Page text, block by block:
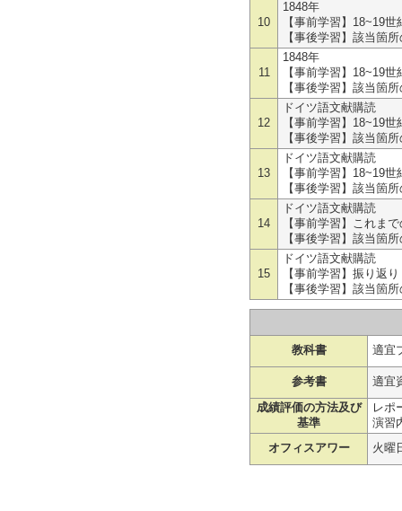
10
1848年
【事前学習】18~19
【事後学習】該当箇
11
1848年
【事前学習】18~19
【事後学習】該当箇
12
ドイツ語文献購読
【事前学習】18~19
【事後学習】該当箇
13
ドイツ語文献購読
【事前学習】18~19
【事後学習】該当箇
14
ドイツ語文献購読
【事前学習】これま
【事後学習】該当箇
15
ドイツ語文献購読
【事前学習】振り返
【事後学習】該当箇
教科書 適宜
参考書 適宜
成績評価の方法及び
基準
レポ
演習
オフィスアワー
火曜